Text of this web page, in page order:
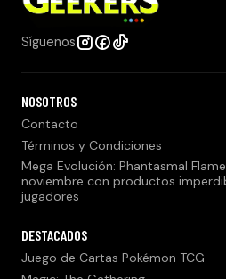
Síguenos
NOSOTROS
Contacto
Términos y Condiciones
Mega Evolución: Phantasmal
noviembre con productos
jugadores
DESTACADOS
Juego de Cartas Pokémon TCG